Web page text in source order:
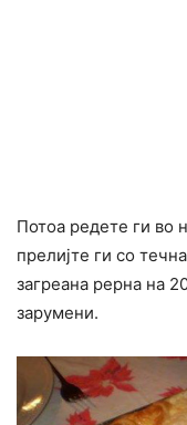
Потоа редете ги во
прелијте ги со
загреана рерна на
зарумени.